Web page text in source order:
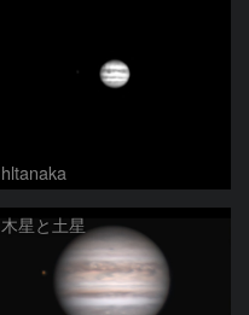
hltanaka
木星と土星